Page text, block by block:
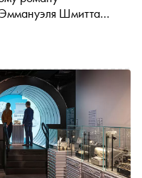
Шмитта
на роль
Розу сыграет
переведён на
и в России (многие
Алисы Фрейндлих).
о
ключом открывает
осмысляется